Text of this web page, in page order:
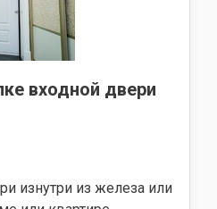
входной двери
изнутри из железа или